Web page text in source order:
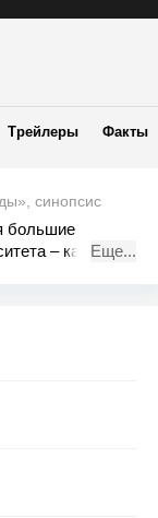
Трейлеры Факты
синопсис
большие
– казалось
Еще...